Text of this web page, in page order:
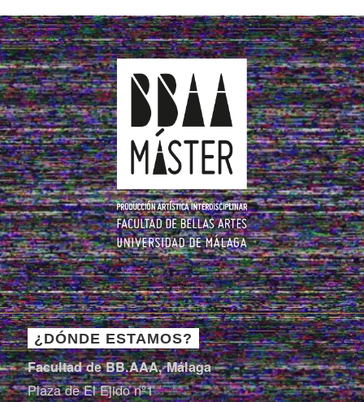
¿DÓNDE ESTAMOS?
Facultad de BB.AAA, Málaga
Plaza de El Ejido nº1